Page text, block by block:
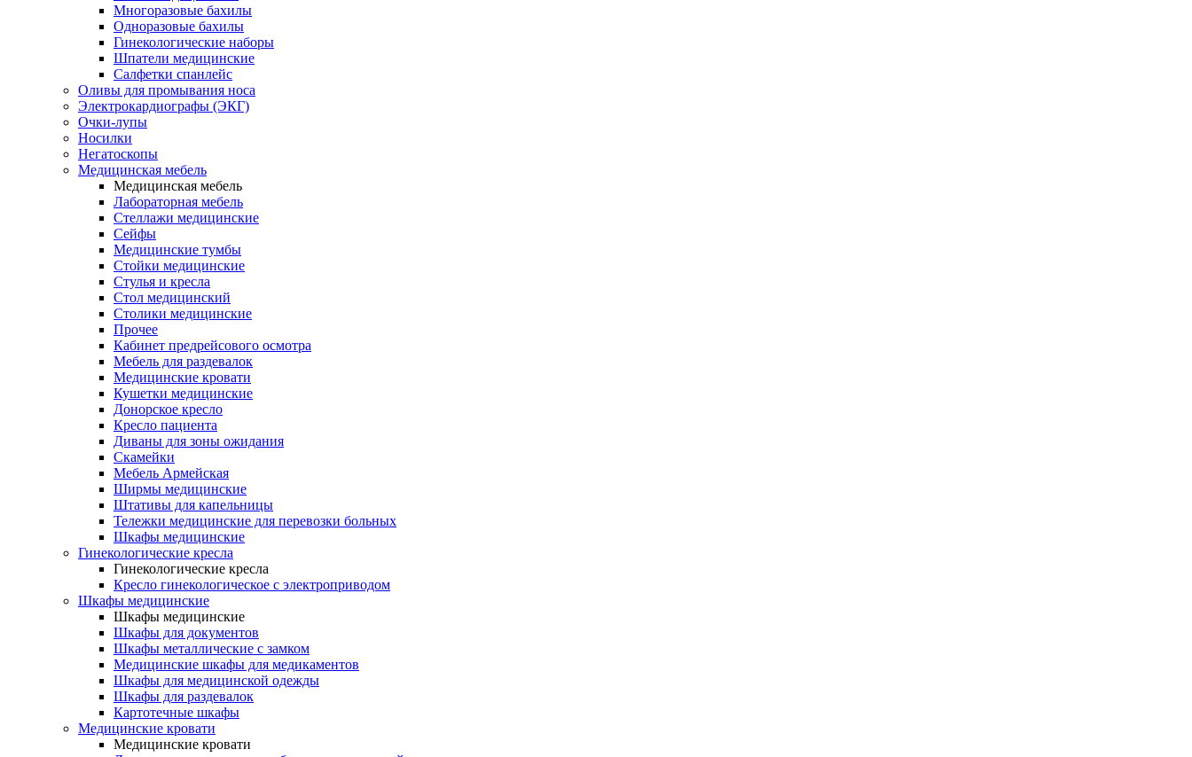
Многоразовые бахилы
Одноразовые бахилы
Гинекологические наборы
Шпатели медицинские
Салфетки спанлейс
Оливы для промывания носа
Электрокардиографы (ЭКГ)
Очки-лупы
Носилки
Негатоскопы
Медицинская мебель
Медицинская мебель
Лабораторная мебель
Стеллажи медицинские
Сейфы
Медицинские тумбы
Стойки медицинские
Cтулья и кресла
Стол медицинский
Столики медицинские
Прочее
Кабинет предрейсового осмотра
Мебель для раздевалок
Медицинские кровати
Кушетки медицинские
Донорское кресло
Кресло пациента
Диваны для зоны ожидания
Скамейки
Мебель Армейская
Ширмы медицинские
Штативы для капельницы
Тележки медицинские для перевозки больных
Шкафы медицинские
Гинекологические кресла
Гинекологические кресла
Кресло гинекологическое с электроприводом
Шкафы медицинские
Шкафы медицинские
Шкафы для документов
Шкафы металлические с замком
Медицинские шкафы для медикаментов
Шкафы для медицинской одежды
Шкафы для раздевалок
Картотечные шкафы
Медицинские кровати
Медицинские кровати